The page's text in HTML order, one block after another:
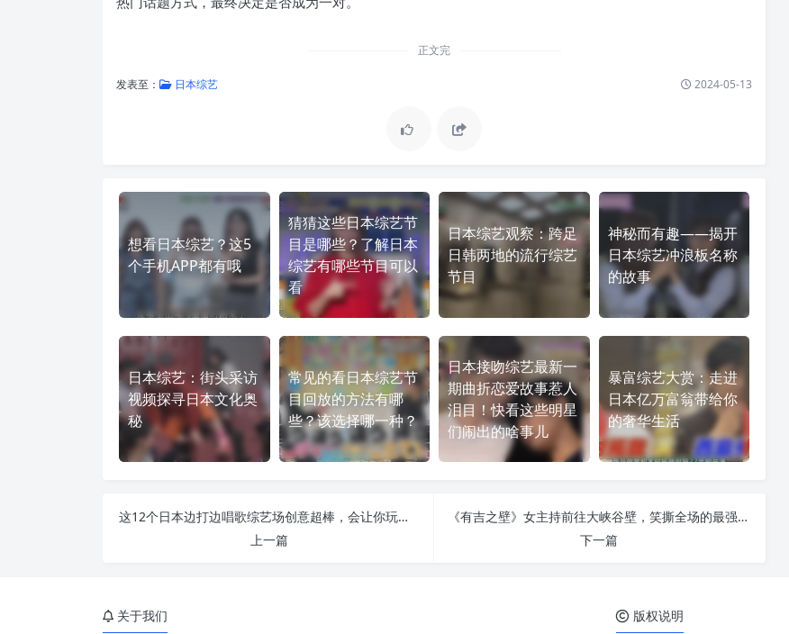
正文完
发表至： 日本综艺 2024-05-13
想看日本综艺？这5
个手机APP都有哦
猜猜这些日本综艺节
目是哪些？了解日本
综艺有哪些节目可以
看
日本综艺观察：跨足
日韩两地的流行综艺
节目
神秘而有趣——揭开
日本综艺冲浪板名称
的故事
日本综艺：街头采访
视频探寻日本文化奥
秘
常见的看日本综艺节
目回放的方法有哪
些？该选择哪一种？
日本接吻综艺最新一
期曲折恋爱故事惹人
泪目！快看这些明星
们闹出的啥事儿
暴富综艺大赏：走进
日本亿万富翁带给你
的奢华生活
这12个日本边打边唱歌综艺场创意超棒，会让你玩得不亦乐乎
上一篇
《有吉之壁》女主持前往大峡谷壁，笑撕全场的最强大挑战
下一篇
关于我们 版权说明